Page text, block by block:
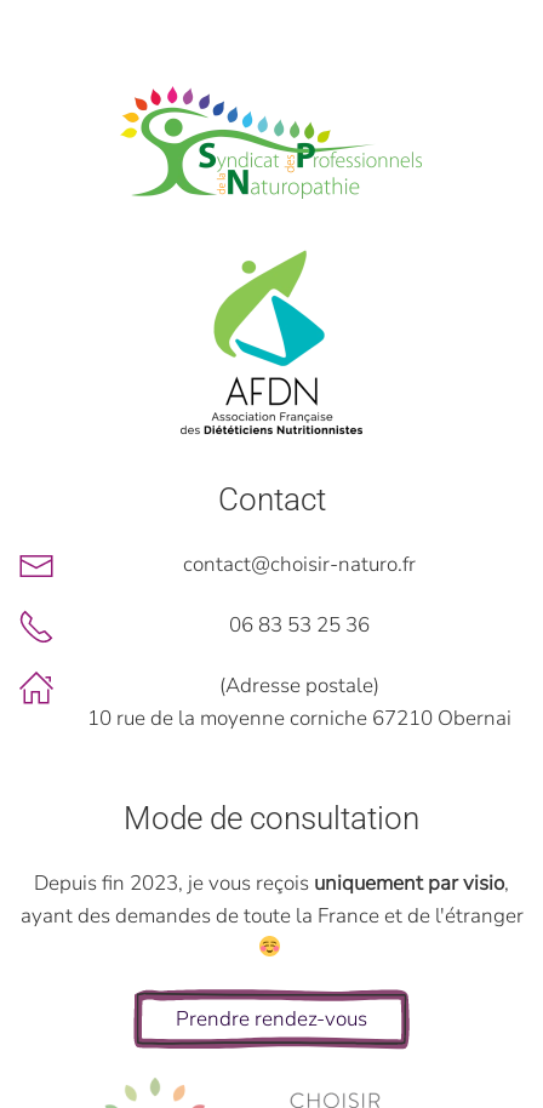
Contact
contact@choisir-naturo.fr
06 83 53 25 36
(Adresse postale)
10 rue de la moyenne corniche 67210 Obernai
Mode de consultation
Depuis fin 2023, je vous reçois uniquement par visio,
ayant des demandes de toute la France et de l'étranger
Prendre rendez-vous